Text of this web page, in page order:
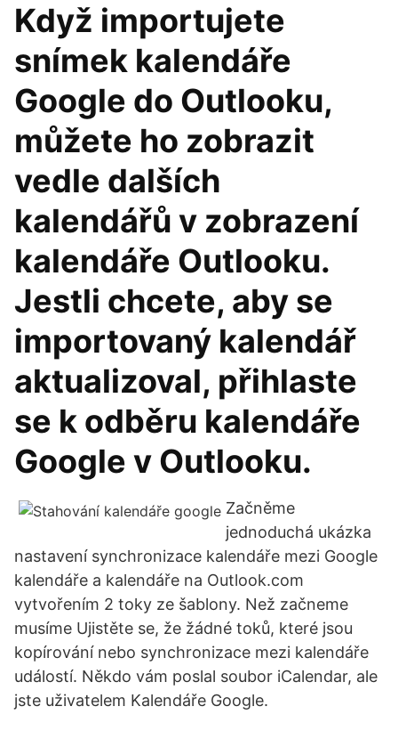
Když importujete
snímek kalendáře
Google do Outlooku,
můžete ho zobrazit
vedle dalších
kalendářů v zobrazení
kalendáře Outlooku.
Jestli chcete, aby se
importovaný kalendář
aktualizoval, přihlaste
se k odběru kalendáře
Google v Outlooku.
Začněme
jednoduchá ukázka
nastavení synchronizace kalendáře mezi Google
kalendáře a kalendáře na Outlook.com
vytvořením 2 toky ze šablony. Než začneme
musíme Ujistěte se, že žádné toků, které jsou
kopírování nebo synchronizace mezi kalendáře
událostí. Někdo vám poslal soubor iCalendar, ale
jste uživatelem Kalendáře Google.